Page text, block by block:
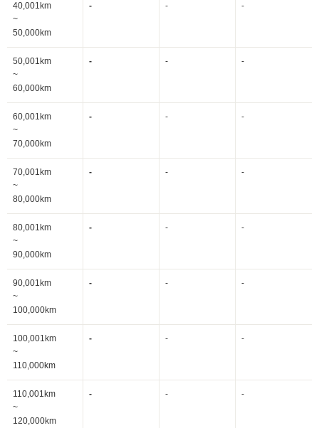
40,001km
~
50,000km
- - -
50,001km
~
60,000km
- - -
60,001km
~
70,000km
- - -
70,001km
~
80,000km
- - -
80,001km
~
90,000km
- - -
90,001km
~
100,000km
- - -
100,001km
~
110,000km
- - -
110,001km
~
120,000km
- - -